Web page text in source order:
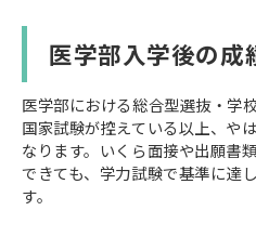
医学部入学後の成
医学部における総合型選抜・学
国家試験が控えている以上、や
なります。いくら面接や出願書
できても、学力試験で基準に達
す。